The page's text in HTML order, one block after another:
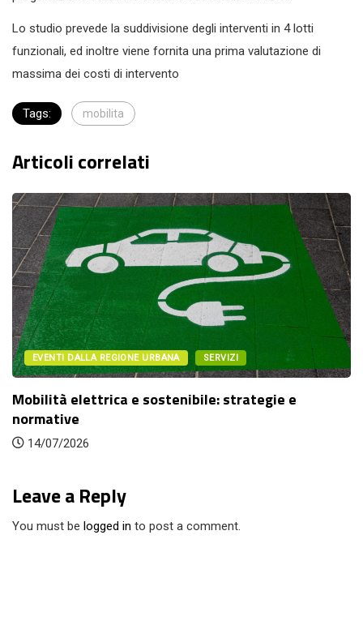
Lo studio prevede la suddivisione degli interventi in 4 lotti
funzionali, ed inoltre viene fornita una prima valutazione di
massima dei costi di intervento
Tags: mobilita
Articoli correlati
REGIONE URBANA SERVIZI
e sostenibile: strategie e
Travel
Leave a Reply
You must be logged in to post a comment.